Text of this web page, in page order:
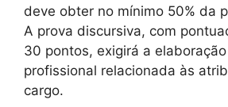
deve obter no mínimo 50% da
A prova discursiva, com
30 pontos, exigirá a
profissional relacionada às
cargo.